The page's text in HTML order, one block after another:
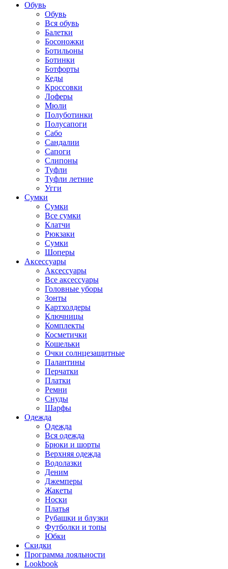
Обувь
Обувь
Вся обувь
Балетки
Босоножки
Ботильоны
Ботинки
Ботфорты
Кеды
Кроссовки
Лоферы
Мюли
Полуботинки
Полусапоги
Сабо
Сандалии
Сапоги
Слипоны
Туфли
Туфли летние
Угги
Сумки
Сумки
Все сумки
Клатчи
Рюкзаки
Сумки
Шоперы
Аксессуары
Аксессуары
Все аксессуары
Головные уборы
Зонты
Картхолдеры
Ключницы
Комплекты
Косметички
Кошельки
Очки солнцезащитные
Палантины
Перчатки
Платки
Ремни
Снуды
Шарфы
Одежда
Одежда
Вся одежда
Брюки и шорты
Верхняя одежда
Водолазки
Деним
Джемперы
Жакеты
Носки
Платья
Рубашки и блузки
Футболки и топы
Юбки
Скидки
Программа лояльности
Lookbook